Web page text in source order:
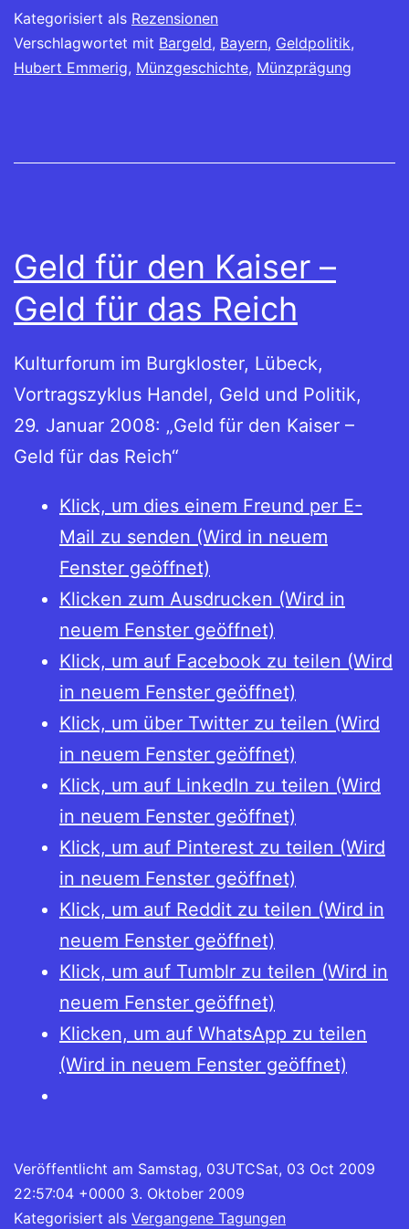
Kategorisiert als Rezensionen
Verschlagwortet mit Bargeld, Bayern, Geldpolitik,
Hubert Emmerig, Münzgeschichte, Münzprägung
Geld für den Kaiser –
Geld für das Reich
Kulturforum im Burgkloster, Lübeck,
Vortragszyklus Handel, Geld und Politik,
29. Januar 2008: „Geld für den Kaiser –
Geld für das Reich“
Klick, um dies einem Freund per E-
Mail zu senden (Wird in neuem
Fenster geöffnet)
Klicken zum Ausdrucken (Wird in
neuem Fenster geöffnet)
Klick, um auf Facebook zu teilen (Wird
in neuem Fenster geöffnet)
Klick, um über Twitter zu teilen (Wird
in neuem Fenster geöffnet)
Klick, um auf LinkedIn zu teilen (Wird
in neuem Fenster geöffnet)
Klick, um auf Pinterest zu teilen (Wird
in neuem Fenster geöffnet)
Klick, um auf Reddit zu teilen (Wird in
neuem Fenster geöffnet)
Klick, um auf Tumblr zu teilen (Wird in
neuem Fenster geöffnet)
Klicken, um auf WhatsApp zu teilen
(Wird in neuem Fenster geöffnet)
Veröffentlicht am Samstag, 03UTCSat, 03 Oct 2009
22:57:04 +0000 3. Oktober 2009
Kategorisiert als Vergangene Tagungen